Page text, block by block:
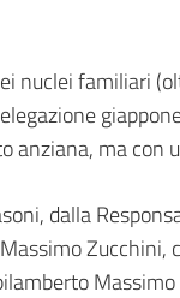
nuclei familiari
ma con
dalla